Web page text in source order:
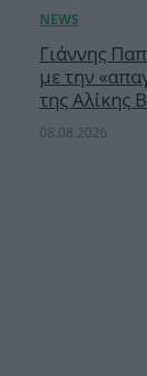
Γιάννης
με την
της Αλίκης
08.08.2026